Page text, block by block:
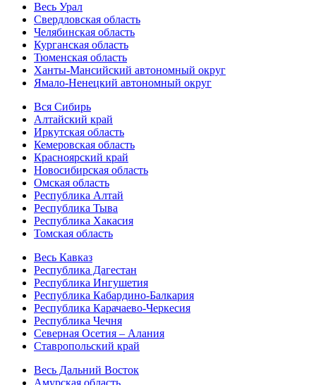
Весь Урал
Свердловская область
Челябинская область
Курганская область
Тюменская область
Ханты-Мансийский автономный округ
Ямало-Ненецкий автономный округ
Вся Сибирь
Алтайский край
Иркутская область
Кемеровская область
Красноярский край
Новосибирская область
Омская область
Республика Алтай
Республика Тыва
Республика Хакасия
Томская область
Весь Кавказ
Республика Дагестан
Республика Ингушетия
Республика Кабардино-Балкария
Республика Карачаево-Черкесия
Республика Чечня
Северная Осетия – Алания
Ставропольский край
Весь Дальний Восток
Амурская область